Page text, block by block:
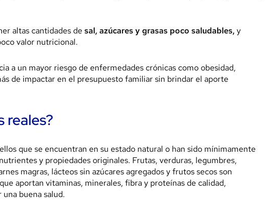
altas cantidades de sal, azúcares y grasas poco saludables, y
valor nutricional.
a un mayor riesgo de enfermedades crónicas como obesidad,
de impactar en el presupuesto familiar sin brindar el aporte
reales?
que se encuentran en su estado natural o han sido mínimamente
y propiedades originales. Frutas, verduras, legumbres,
magras, lácteos sin azúcares agregados y frutos secos son
aportan vitaminas, minerales, fibra y proteínas de calidad,
buena salud.